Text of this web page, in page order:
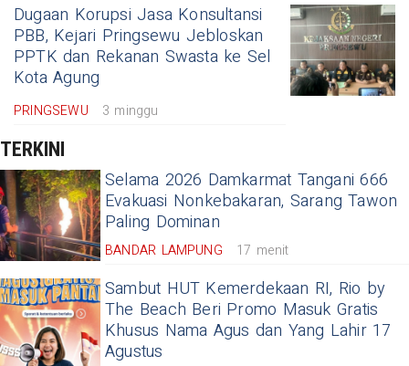
Dugaan Korupsi Jasa Konsultansi
PBB, Kejari Pringsewu Jebloskan
PPTK dan Rekanan Swasta ke Sel
Kota Agung
PRINGSEWU 3 minggu
TERKINI
Selama 2026 Damkarmat Tangani 666
Evakuasi Nonkebakaran, Sarang Tawon
Paling Dominan
BANDAR LAMPUNG 17 menit
Sambut HUT Kemerdekaan RI, Rio by
The Beach Beri Promo Masuk Gratis
Khusus Nama Agus dan Yang Lahir 17
Agustus